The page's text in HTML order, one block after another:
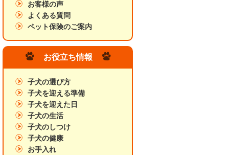
お客様の声
よくある質問
ペット保険のご案内
お役立ち情報
子犬の選び方
子犬を迎える準備
子犬を迎えた日
子犬の生活
子犬のしつけ
子犬の健康
お手入れ